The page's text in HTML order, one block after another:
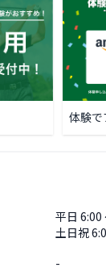
体験
平日 6:00
土日祝
-